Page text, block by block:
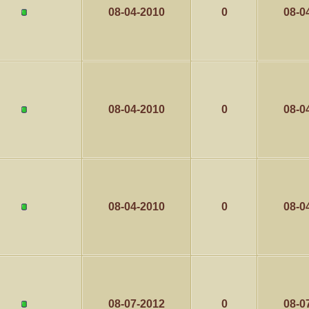
08-
0
08-04-2010
08-
0
08-04-2010
08-
0
08-04-2010
08-
0
08-07-2012